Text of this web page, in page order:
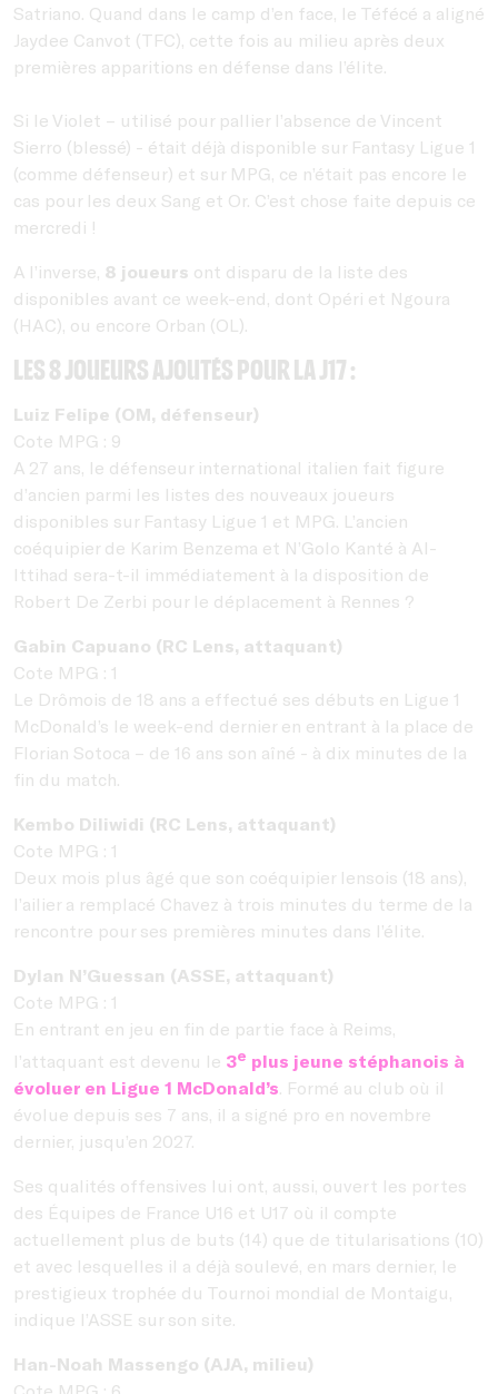
Satriano. Quand dans le camp d’en face, le Téfécé a aligné
Jaydee Canvot (TFC), cette fois au milieu après deux
premières apparitions en défense dans l’élite.
Si le Violet – utilisé pour pallier l’absence de Vincent
Sierro (blessé) - était déjà disponible sur Fantasy Ligue 1
(comme défenseur) et sur MPG, ce n’était pas encore le
cas pour les deux Sang et Or. C’est chose faite depuis ce
mercredi !
A l’inverse, 8 joueurs ont disparu de la liste des
disponibles avant ce week-end, dont Opéri et Ngoura
(HAC), ou encore Orban (OL).
Les 8 joueurs ajoutés pour la J17 :
Luiz Felipe (OM, défenseur)
Cote MPG : 9
A 27 ans, le défenseur international italien fait figure
d’ancien parmi les listes des nouveaux joueurs
disponibles sur Fantasy Ligue 1 et MPG. L’ancien
coéquipier de Karim Benzema et N’Golo Kanté à Al-
Ittihad sera-t-il immédiatement à la disposition de
Robert De Zerbi pour le déplacement à Rennes ?
Gabin Capuano (RC Lens, attaquant)
Cote MPG : 1
Le Drômois de 18 ans a effectué ses débuts en Ligue 1
McDonald’s le week-end dernier en entrant à la place de
Florian Sotoca – de 16 ans son aîné - à dix minutes de la
fin du match.
Kembo Diliwidi (RC Lens, attaquant)
Cote MPG : 1
Deux mois plus âgé que son coéquipier lensois (18 ans),
l’ailier a remplacé Chavez à trois minutes du terme de la
rencontre pour ses premières minutes dans l’élite.
Dylan N’Guessan (ASSE, attaquant)
Cote MPG : 1
En entrant en jeu en fin de partie face à Reims,
l’attaquant est devenu le 3e plus jeune stéphanois à
évoluer en Ligue 1 McDonald’s. Formé au club où il
évolue depuis ses 7 ans, il a signé pro en novembre
dernier, jusqu’en 2027.
Ses qualités offensives lui ont, aussi, ouvert les portes
des Équipes de France U16 et U17 où il compte
actuellement plus de buts (14) que de titularisations (10)
et avec lesquelles il a déjà soulevé, en mars dernier, le
prestigieux trophée du Tournoi mondial de Montaigu,
indique l’ASSE sur son site.
Han-Noah Massengo (AJA, milieu)